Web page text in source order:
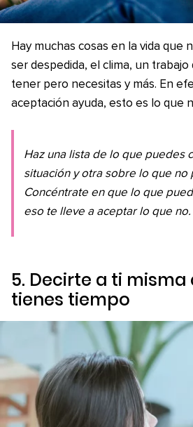
Hay muchas cosas en la vida que
ser despedida, el clima, un
tener pero necesitas y más. En
aceptación ayuda, esto es lo que
Haz una lista de lo que puedes
situación y otra sobre lo que no
Concéntrate en que lo que
eso te lleve a aceptar lo que no.
5. Decirte a ti misma
tienes tiempo